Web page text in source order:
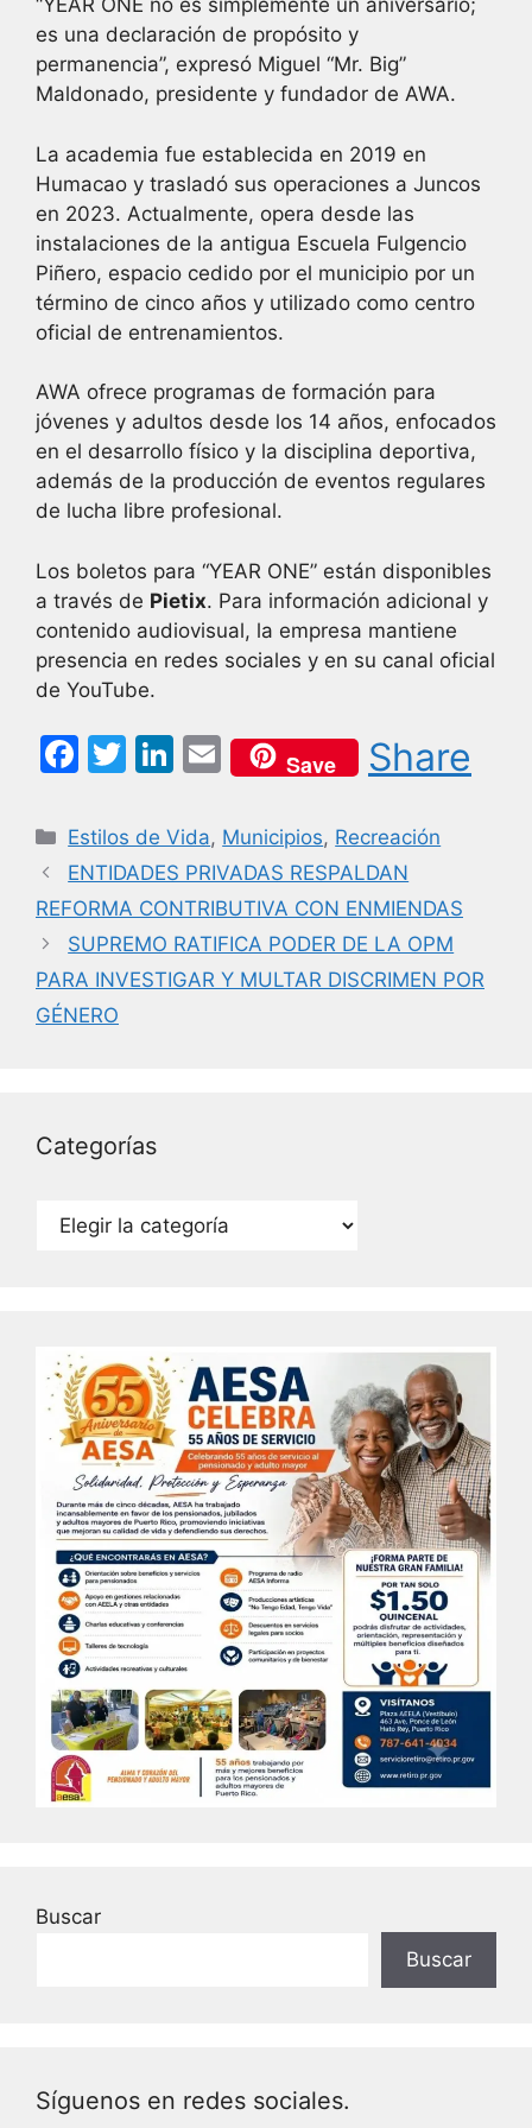
“YEAR ONE no es simplemente un aniversario;
es una declaración de propósito y
permanencia”, expresó Miguel “Mr. Big”
Maldonado, presidente y fundador de AWA.
La academia fue establecida en 2019 en
Humacao y trasladó sus operaciones a Juncos
en 2023. Actualmente, opera desde las
instalaciones de la antigua Escuela Fulgencio
Piñero, espacio cedido por el municipio por un
término de cinco años y utilizado como centro
oficial de entrenamientos.
AWA ofrece programas de formación para
jóvenes y adultos desde los 14 años, enfocados
en el desarrollo físico y la disciplina deportiva,
además de la producción de eventos regulares
de lucha libre profesional.
Los boletos para “YEAR ONE” están disponibles
a través de Pietix. Para información adicional y
contenido audiovisual, la empresa mantiene
presencia en redes sociales y en su canal oficial
de YouTube.
F
c
e
b
o
o
k
T
itt
er
Li
k
e
dI
n
E
m
ai
l
Save Share
Categorías
Estilos de Vida, Municipios, Recreación
ENTIDADES PRIVADAS RESPALDAN
REFORMA CONTRIBUTIVA CON ENMIENDAS
SUPREMO RATIFICA PODER DE LA OPM
PARA INVESTIGAR Y MULTAR DISCRIMEN POR
GÉNERO
Categorías
Categorías
Buscar
Buscar
Síguenos en redes sociales.